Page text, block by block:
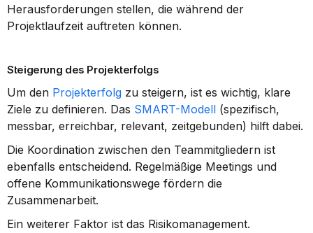
Herausforderungen stellen, die während der
Projektlaufzeit auftreten können.
Steigerung des Projekterfolgs
Um den Projekterfolg zu steigern, ist es wichtig, klare
Ziele zu definieren. Das SMART-Modell (spezifisch,
messbar, erreichbar, relevant, zeitgebunden) hilft dabei.
Die Koordination zwischen den Teammitgliedern ist
ebenfalls entscheidend. Regelmäßige Meetings und
offene Kommunikationswege fördern die
Zusammenarbeit.
Ein weiterer Faktor ist das Risikomanagement.